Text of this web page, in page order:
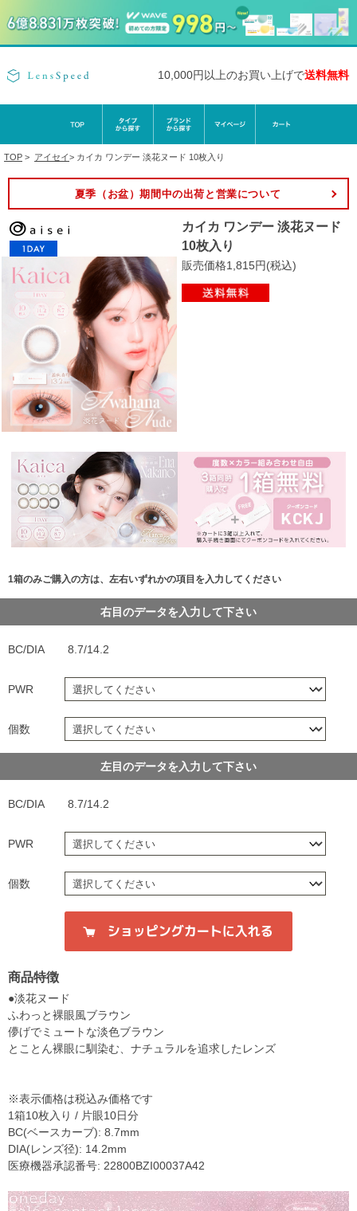
10,000円以上のお買い上げで送料無料
TOP > アイセイ> カイカ ワンデー 淡花ヌード 10枚入り
夏季（お盆）期間中の出荷と営業について
カイカ ワンデー 淡花ヌード
10枚入り
販売価格1,815円(税込)
1箱のみご購入の方は、左右いずれかの項目を入力してください
右目のデータを入力して下さい
BC/DIA 8.7/14.2
PWR
個数
左目のデータを入力して下さい
BC/DIA 8.7/14.2
PWR
個数
商品特徴
●淡花ヌード
ふわっと裸眼風ブラウン
儚げでミュートな淡色ブラウン
とことん裸眼に馴染む、ナチュラルを追求したレンズ
※表示価格は税込み価格です
1箱10枚入り / 片眼10日分
BC(ベースカーブ): 8.7mm
DIA(レンズ径): 14.2mm
医療機器承認番号: 22800BZI00037A42